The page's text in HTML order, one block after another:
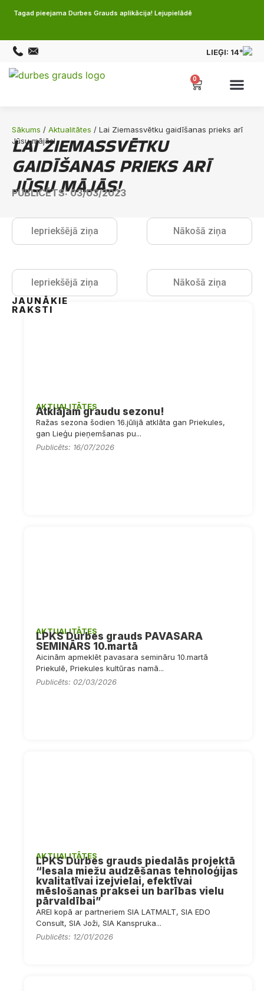
Tagad pieejama Durbes Grauds aplikācija! Lejupielādē
LIEĢI: 14°
0
Sākums / Aktualitātes / Lai Ziemassvētku gaidīšanas prieks arī
Jūsu mājās!
LAI ZIEMASSVĒTKU
GAIDĪŠANAS PRIEKS ARĪ
JŪSU MĀJĀS!
PUBLICĒTS: 03/03/2023
Nākošā ziņa
Iepriekšējā ziņa
Nākošā ziņa
Iepriekšējā ziņa
JAUNĀKIE
RAKSTI
AKTUALITĀTES
Atklājam graudu sezonu!
Ražas sezona šodien 16.jūlijā atklāta gan Priekules,
gan Lieģu pieņemšanas pu...
Publicēts: 16/07/2026
AKTUALITĀTES
LPKS Durbes grauds PAVASARA
SEMINĀRS 10.martā
Aicinām apmeklēt pavasara semināru 10.martā
Priekulē, Priekules kultūras namā...
Publicēts: 02/03/2026
AKTUALITĀTES
LPKS Durbes grauds piedalās projektā
“Iesala miežu audzēšanas tehnoloģijas
kvalitatīvai izejvielai, efektīvai
mēslošanas praksei un barības vielu
pārvaldībai”
AREI kopā ar partneriem SIA LATMALT, SIA EDO
Consult, SIA Joži, SIA Kanspruka...
Publicēts: 12/01/2026